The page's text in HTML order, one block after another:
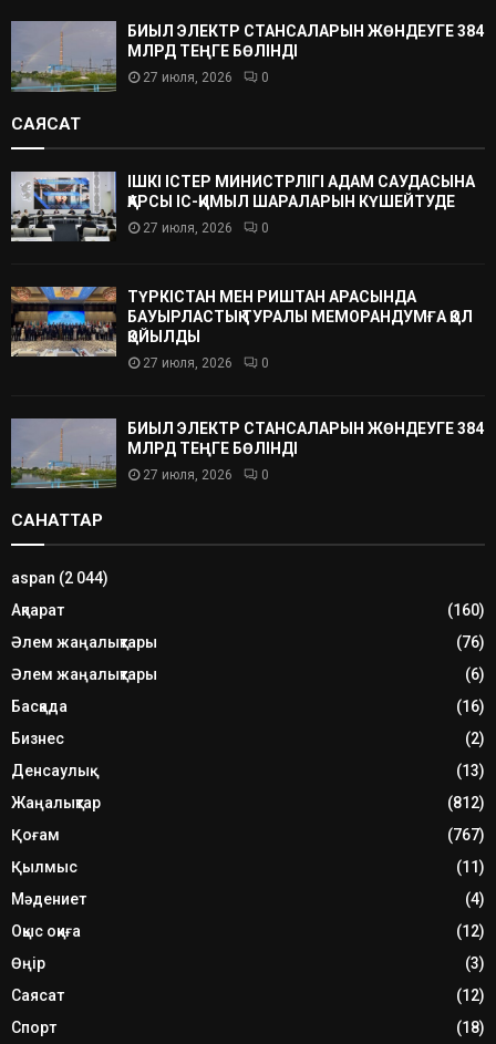
БИЫЛ ЭЛЕКТР СТАНСАЛАРЫН ЖӨНДЕУГЕ 384
МЛРД ТЕҢГЕ БӨЛІНДІ
27 июля, 2026 0
САЯСАТ
ІШКІ ІСТЕР МИНИСТРЛІГІ АДАМ САУДАСЫНА
ҚАРСЫ ІС-ҚИМЫЛ ШАРАЛАРЫН КҮШЕЙТУДЕ
27 июля, 2026 0
ТҮРКІСТАН МЕН РИШТАН АРАСЫНДА
БАУЫРЛАСТЫҚ ТУРАЛЫ МЕМОРАНДУМҒА ҚОЛ
ҚОЙЫЛДЫ
27 июля, 2026 0
БИЫЛ ЭЛЕКТР СТАНСАЛАРЫН ЖӨНДЕУГЕ 384
МЛРД ТЕҢГЕ БӨЛІНДІ
27 июля, 2026 0
САНАТТАР
aspan (2 044)
Ақпарат
(160)
Әлем жаңалықтары
(76)
Әлем жаңалықтары
(6)
Басқада
(16)
Бизнес
(2)
Денсаулық
(13)
Жаңалықтар
(812)
Қоғам
(767)
Қылмыс
(11)
Мәдениет
(4)
Оқыс оқиға
(12)
Өңір
(3)
Саясат
(12)
Спорт
(18)